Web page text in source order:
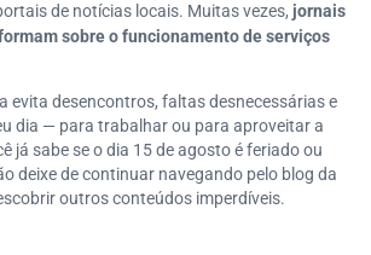
de notícias locais. Muitas vezes, jornais
sobre o funcionamento de serviços
evita desencontros, faltas desnecessárias e
dia — para trabalhar ou para aproveitar a
já sabe se o dia 15 de agosto é feriado ou
deixe de continuar navegando pelo blog da
outros conteúdos imperdíveis.